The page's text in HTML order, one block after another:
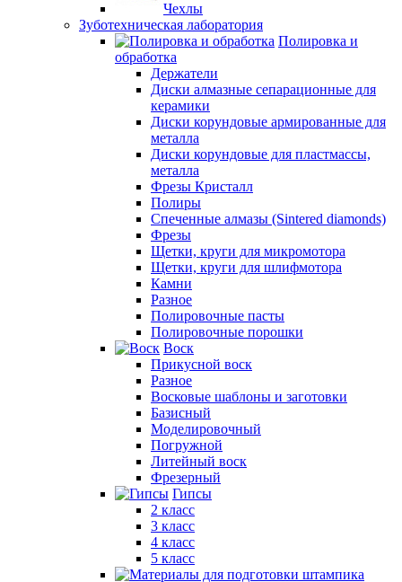
Чехлы
Зуботехническая лаборатория
Полировка и
обработка
Держатели
Диски алмазные сепарационные для
керамики
Диски корундовые армированные для
металла
Диски корундовые для пластмассы,
металла
Фрезы Кристалл
Полиры
Спеченные алмазы (Sintered diamonds)
Фрезы
Щетки, круги для микромотора
Щетки, круги для шлифмотора
Камни
Разное
Полировочные пасты
Полировочные порошки
Воск
Прикусной воск
Разное
Восковые шаблоны и заготовки
Базисный
Моделировочный
Погружной
Литейный воск
Фрезерный
Гипсы
2 класс
3 класс
4 класс
5 класс